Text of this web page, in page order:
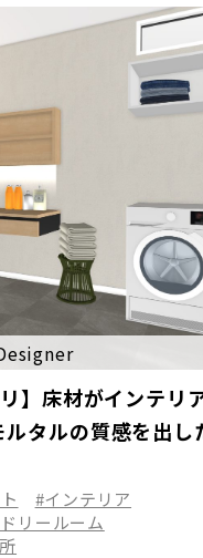
】床材がインテリ
タルの質感を出し
#インテリア
リールーム